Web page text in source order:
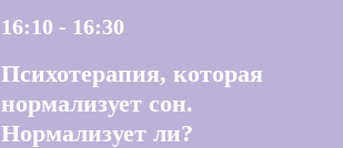
16:10 - 16:30
Психотерапия, которая
нормализует сон.
Нормализует ли?